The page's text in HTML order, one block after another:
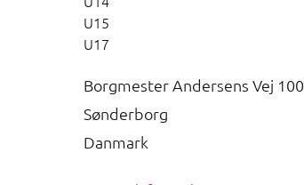
U15
U17
Borgmester Andersens Vej 100
Sønderborg
Danmark